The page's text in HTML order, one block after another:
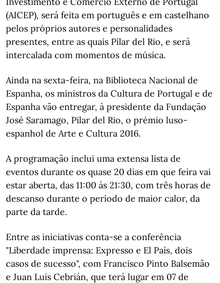
(AICEP), será feita em português e em castelhano
pelos próprios autores e personalidades
presentes, entre as quais Pilar del Rio, e será
intercalada com momentos de música.
Ainda na sexta-feira, na Biblioteca Nacional de
Espanha, os ministros da Cultura de Portugal e de
Espanha vão entregar, à presidente da Fundação
José Saramago, Pilar del Rio, o prémio luso-
espanhol de Arte e Cultura 2016.
A programação inclui uma extensa lista de
eventos durante os quase 20 dias em que feira vai
estar aberta, das 11:00 às 21:30, com três horas de
descanso durante o período de maior calor, da
parte da tarde.
Entre as iniciativas conta-se a conferência
"Liberdade imprensa: Expresso e El País, dois
casos de sucesso", com Francisco Pinto Balsemão
e Juan Luis Cebrián, que terá lugar em 07 de